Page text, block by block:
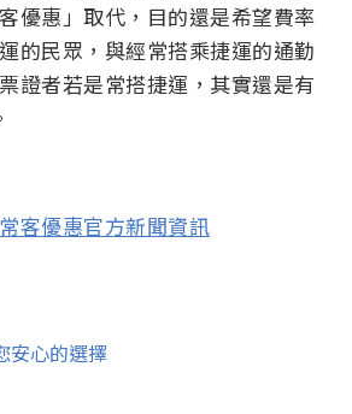
優惠」取代，目的還是希望費率
的民眾，與經常搭乘捷運的通勤
證者若是常搭捷運，其實還是有
客優惠官方新聞資訊
安心的選擇